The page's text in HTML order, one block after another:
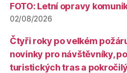
FOTO: Letní opravy
02/08/2026
Čtyři roky po velkém
novinky pro návštěvníky,
turistických tras a